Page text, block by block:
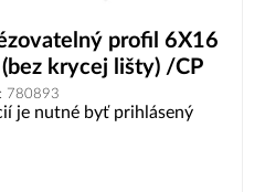
profil 6X16
krycej lišty) /CP
780893
je nutné byť prihlásený